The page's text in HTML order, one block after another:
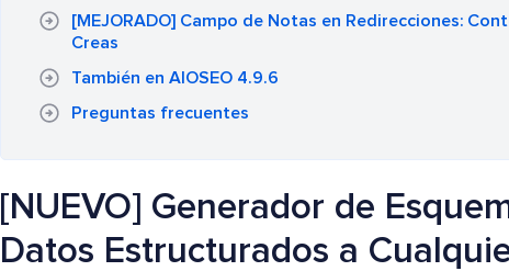
[MEJORADO] Campo de Notas en Redirecciones:
Creas
También en AIOSEO 4.9.6
Preguntas frecuentes
[NUEVO] Generador de
Datos Estructurados a